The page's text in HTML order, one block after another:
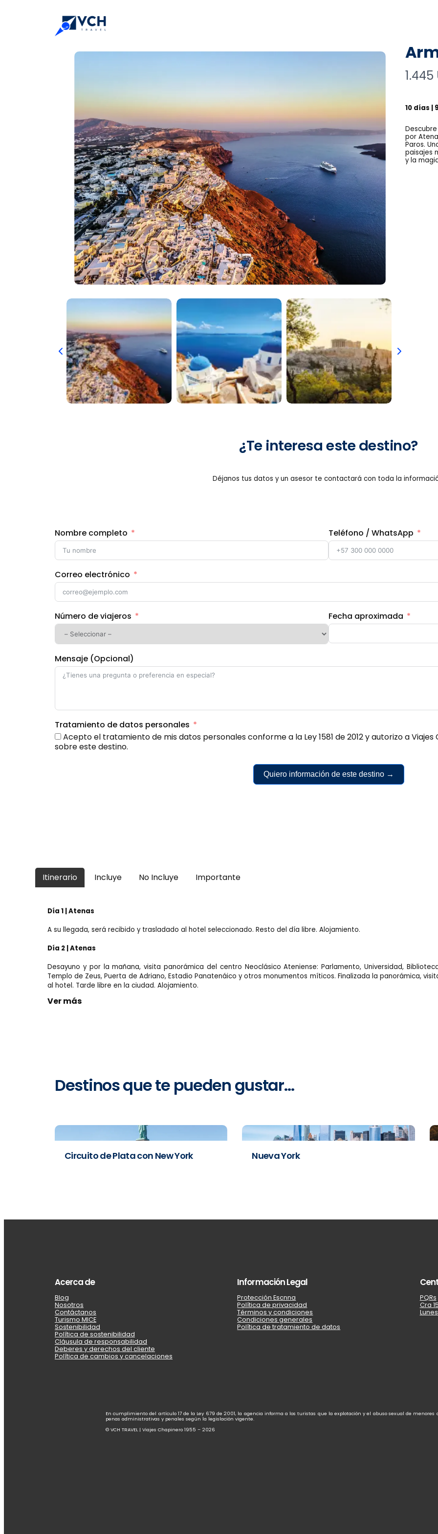
N
w
1.445
10 días |
por
Paros.
paisajes
y la
¿Te interesa este destino?
Déjanos tus datos y un asesor te contactará con toda la
Nombre completo Teléfono / WhatsApp
Correo electrónico
Número de viajeros Fecha aproximada
Mensaje (Opcional)
Tratamiento de datos personales
Acepto el tratamiento de mis datos personales conforme a la Ley 1581 de 2012 y autorizo a
sobre este destino.
Quiero información de este destino →
Itinerario Incluye No Incluye Importante
Día 1 | Atenas
A su llegada, será recibido y trasladado al hotel seleccionado. Resto del día libre. Alojamiento.
Día 2 | Atenas
Desayuno y por la mañana, visita panorámica del centro Neoclásico Ateniense: Parlamento, Universidad,
Templo de Zeus, Puerta de Adriano, Estadio Panatenáico y otros monumentos míticos. Finalizada la panorámica,
al hotel. Tarde libre en la ciudad. Alojamiento.
Ver más
Destinos que te pueden gustar…
Circuito de Plata con New York Nueva York
Acerca de
Blog
Nosotros
Contáctanos
Turismo MICE
Sostenibilidad
Política de sostenibilidad
Cláusula de responsabilidad
Deberes y derechos del cliente
Política de cambios y cancelaciones
Información Legal
Protección Escnna
Política de privacidad
Términos y condiciones
Condiciones generales
Política de tratamiento de datos
PQRs
Cra
En cumplimiento del artículo 17 de la Ley 679 de 2001, la agencia informa a los turistas que la explotación y el abuso sexual de menores
penas administrativas y penales según la legislación vigente.
© VCH TRAVEL | Viajes Chapinero 1955 – 2026